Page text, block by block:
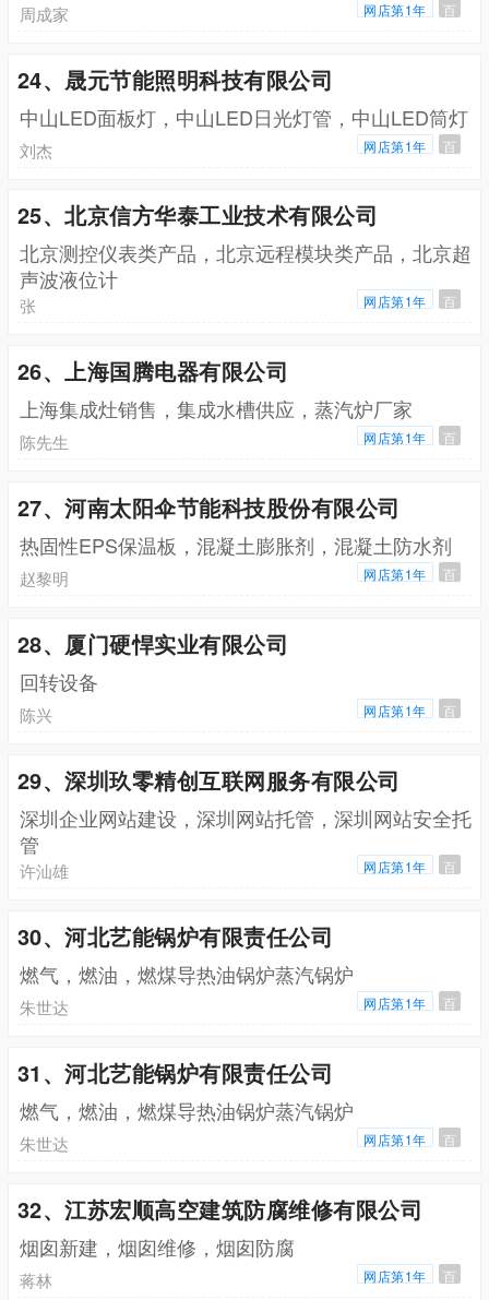
周成家 网店第1年 百
24、晟元节能照明科技有限公司
中山LED面板灯，中山LED日光灯管，中山LED筒灯
刘杰 网店第1年 百
25、北京信方华泰工业技术有限公司
北京测控仪表类产品，北京远程模块类产品，北京超
声波液位计
张 网店第1年 百
26、上海国腾电器有限公司
上海集成灶销售，集成水槽供应，蒸汽炉厂家
陈先生 网店第1年 百
27、河南太阳伞节能科技股份有限公司
热固性EPS保温板，混凝土膨胀剂，混凝土防水剂
赵黎明 网店第1年 百
28、厦门硬悍实业有限公司
回转设备
陈兴 网店第1年 百
29、深圳玖零精创互联网服务有限公司
深圳企业网站建设，深圳网站托管，深圳网站安全托
管
许汕雄 网店第1年 百
30、河北艺能锅炉有限责任公司
燃气，燃油，燃煤导热油锅炉蒸汽锅炉
朱世达 网店第1年 百
31、河北艺能锅炉有限责任公司
燃气，燃油，燃煤导热油锅炉蒸汽锅炉
朱世达 网店第1年 百
32、江苏宏顺高空建筑防腐维修有限公司
烟囱新建，烟囱维修，烟囱防腐
蒋林 网店第1年 百